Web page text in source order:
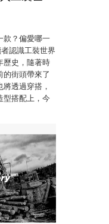
款？偏愛哪一
認識工裝世界
歷史，隨著時
的街頭帶來了
透過穿搭，
型搭配上，今